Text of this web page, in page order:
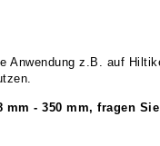
z.B. auf
- 350 mm, fragen